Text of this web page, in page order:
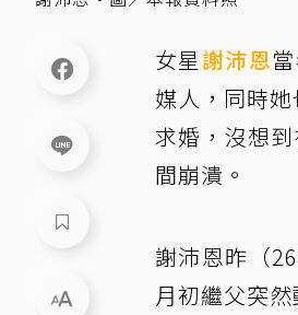
女星 謝沛恩
媒人，同時
求婚，沒想
間崩潰。
謝沛恩昨（
月初繼父突